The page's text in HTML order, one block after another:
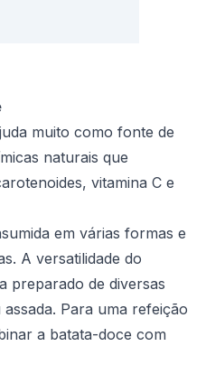
muito como fonte de
naturais que
vitamina C e
em várias formas e
A versatilidade do
preparado de diversas
Para uma refeição
a batata-doce com